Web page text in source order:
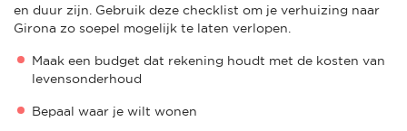
en duur zijn. Gebruik deze checklist om je verhuizing naar
Girona zo soepel mogelijk te laten verlopen.
Maak een budget dat rekening houdt met de kosten van
levensonderhoud
Bepaal waar je wilt wonen